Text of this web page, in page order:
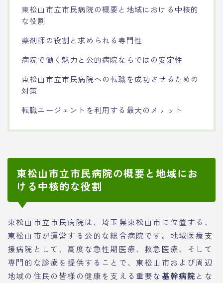
東松山市立市民病院の概要と地域における中核的
な役割
薬剤師の役割と求められる専門性
病院で働く魅力と公的病院ならではの安定性
東松山市立市民病院への転職を成功させるための
対策
転職エージェントを利用する最大のメリット
東松山市立市民病院の概要と地域にお
ける中核的な役割
東松山市立市民病院は、埼玉県東松山市に位置する、
東松山市が運営する公的な総合病院です。地域医療支
援病院として、高度な急性期医療、救急医療、そして
専門的な診療を提供することで、東松山市および周辺
地域の住民の皆様の健康を支える重要な基幹病院 とな